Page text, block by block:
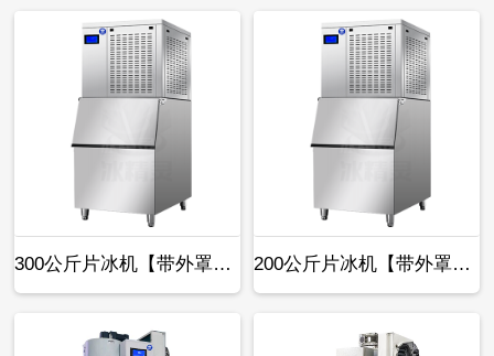
300公斤片冰机【带外罩款】 200公斤片冰机【带外罩款】